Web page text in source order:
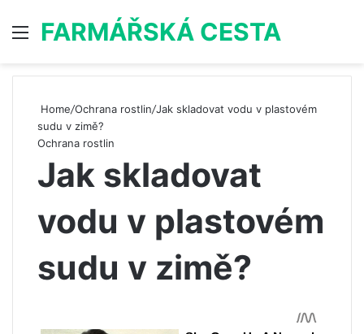
Menu
FARMÁŘSKÁ CESTA
Home/Ochrana rostlin/Jak skladovat vodu v plastovém
sudu v zimě?
Ochrana rostlin
Jak skladovat
vodu v plastovém
sudu v zimě?